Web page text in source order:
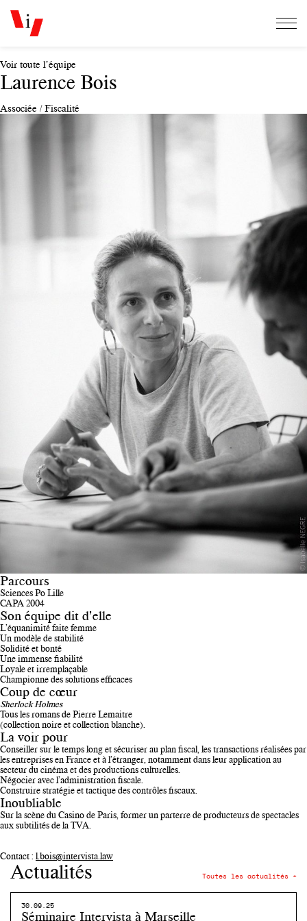
Voir toute l’équipe
Laurence Bois
Associée / Fiscalité
Parcours
Sciences Po Lille
CAPA 2004
Son équipe dit d’elle
L’équanimité faite femme
Un modèle de stabilité
Solidité et bonté
Une immense fiabilité
Loyale et irremplaçable
Championne des solutions efficaces
Coup de cœur
Sherlock Holmes
Tous les romans de Pierre Lemaitre
(collection noire et collection blanche).
La voir pour
Conseiller sur le temps long et sécuriser au plan fiscal, les transactions réalisées par
les entreprises en France et à l’étranger, notamment dans leur application au
secteur du cinéma et des productions culturelles.
Négocier avec l’administration fiscale.
Construire stratégie et tactique des contrôles fiscaux.
Inoubliable
Sur la scène du Casino de Paris, former un parterre de producteurs de spectacles
aux subtilités de la TVA.
Contact : l.bois@intervista.law
Actualités Toutes les actualités +
30.09.25
Séminaire Intervista à Marseille